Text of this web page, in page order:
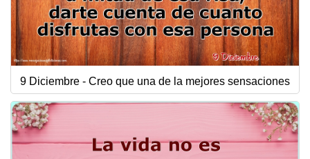
9 Diciembre - Creo que una de la mejores sensaciones